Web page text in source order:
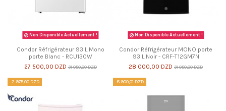
Non Disponible Actuellement !
Condor Réfrigérateur 93 L Mono
porte Blanc - RCU130W
27 500,00 DZD 31 050,00 DZD
Non Disponible Actuellement !
Condor Réfrigérateur MONO porte
93 L Noir - CRF-T12GM7N
28 000,00 DZD 31 050,00 DZD
-2 975,00 DZD -8 900,01 DZD